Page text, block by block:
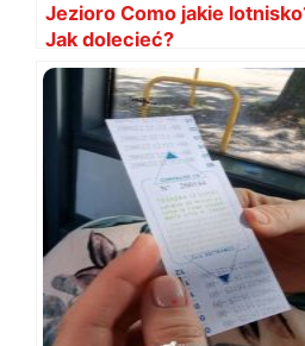
Jezioro Como jakie
Jak dolecieć?